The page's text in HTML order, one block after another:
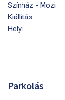
Színház - Mozi
Kiállítás
Helyi
Parkolás